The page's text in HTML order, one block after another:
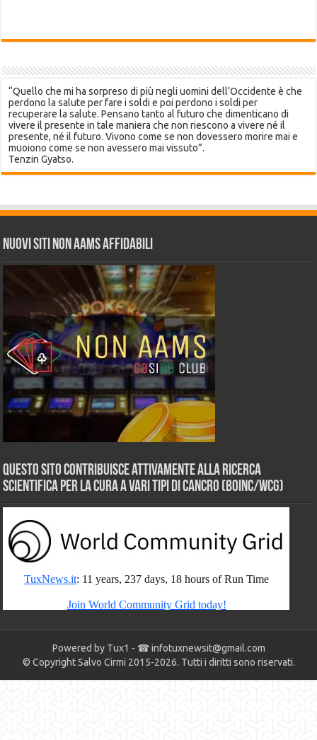
“Quello che mi ha sorpreso di più negli uomini dell’Occidente è che
perdono la salute per fare i soldi e poi perdono i soldi per
recuperare la salute. Pensano tanto al futuro che dimenticano di
vivere il presente in tale maniera che non riescono a vivere né il
presente, né il futuro. Vivono come se non dovessero morire mai e
muoiono come se non avessero mai vissuto”.
Tenzin Gyatso.
Nuovi siti non AAMS affidabili
Questo sito contribuisce attivamente alla ricerca
scientifica per la cura a vari tipi di Cancro (BOINC/WCG)
Powered by Tux1 - ☎infotuxnewsit@gmail.com
© Copyright Salvo Cirmi 2015-2026. Tutti i diritti sono riservati.